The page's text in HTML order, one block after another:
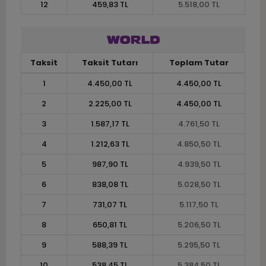
12 459,83 TL 5.518,00 TL
Taksit Taksit Tutarı
Toplam Tutar
1
4.450,00 TL
4.450,00 TL
2
2.225,00 TL
4.450,00 TL
3
1.587,17 TL
4.761,50 TL
4
1.212,63 TL
4.850,50 TL
5
987,90 TL
4.939,50 TL
6
838,08 TL
5.028,50 TL
7
731,07 TL
5.117,50 TL
8
650,81 TL
5.206,50 TL
9
588,39 TL
5.295,50 TL